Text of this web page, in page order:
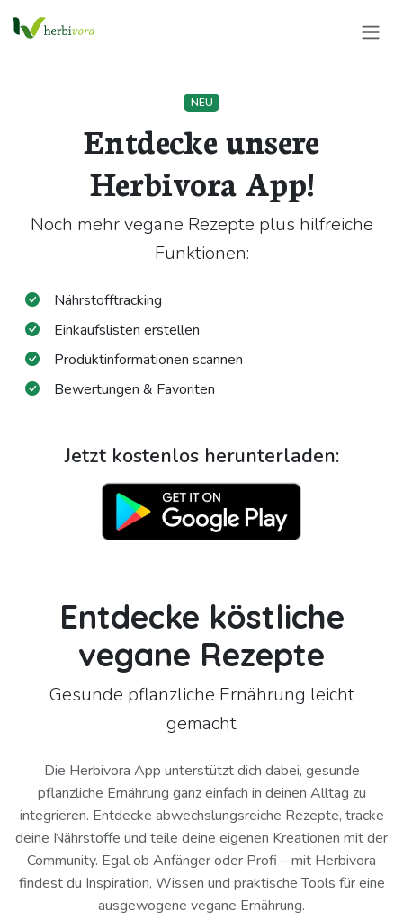
NEU
Entdecke unsere
Herbivora App!
Noch mehr vegane Rezepte plus hilfreiche
Funktionen:
Nährstofftracking
Einkaufslisten erstellen
Produktinformationen scannen
Bewertungen & Favoriten
Jetzt kostenlos herunterladen:
Entdecke köstliche
vegane Rezepte
Gesunde pflanzliche Ernährung leicht
gemacht
Die Herbivora App unterstützt dich dabei, gesunde
pflanzliche Ernährung ganz einfach in deinen Alltag zu
integrieren. Entdecke abwechslungsreiche Rezepte, tracke
deine Nährstoffe und teile deine eigenen Kreationen mit der
Community. Egal ob Anfänger oder Profi – mit Herbivora
findest du Inspiration, Wissen und praktische Tools für eine
ausgewogene vegane Ernährung.